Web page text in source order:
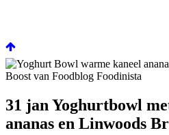
31 janYoghurtbowl
ananas en Linwoods